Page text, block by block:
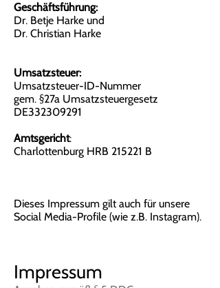
Geschäftsführung:
Dr. Betje Harke und
Dr. Christian Harke
Umsatzsteuer:
Umsatzsteuer-ID-Nummer
gem. §27a Umsatzsteuergesetz
DE332309291
Amtsgericht:
Charlottenburg HRB 215221 B
Dieses Impressum gilt auch für unsere
Social Media-Profile (wie z.B. Instagram).
Impressum